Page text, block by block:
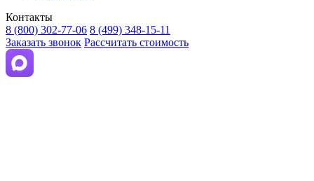
Контакты
8 (800) 302-77-06 8 (499) 348-15-11
Заказать звонок Рассчитать стоимость